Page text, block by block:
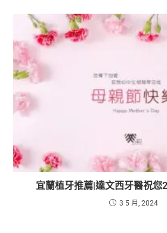
宜蘭植牙推薦|達文西牙醫祝您
3 5 月, 2024